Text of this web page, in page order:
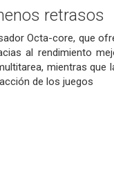
retrasos
Octa-core, que
al rendimiento
mientras
de los juegos